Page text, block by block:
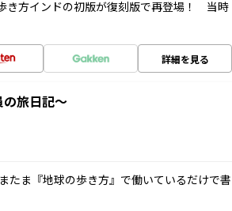
き方インドの初版が復刻版で再登場！ 当時
詳細を見る
旅日記～
たま『地球の歩き方』で働いているだけで書